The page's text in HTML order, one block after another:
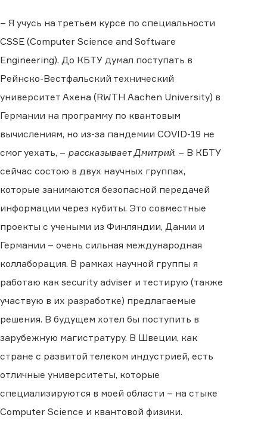
– Я учусь на третьем курсе по специальности
CSSE (Computer Science and Software
Engineering). До КБТУ думал поступать в
Рейнско-Вестфальский технический
университет Ахена (RWTH Aachen University) в
Германии на программу по квантовым
вычислениям, но из-за пандемии COVID-19 не
смог уехать, – рассказывает Дмитрий. – В КБТУ
сейчас состою в двух научных группах,
которые занимаются безопасной передачей
информации через кубиты. Это совместные
проекты с учеными из Финляндии, Дании и
Германии – очень сильная международная
коллаборация. В рамках научной группы я
работаю как security adviser и тестирую (также
участвую в их разработке) предлагаемые
решения. В будущем хотел бы поступить в
зарубежную магистратуру. В Швеции, как
стране с развитой телеком индустрией, есть
отличные университеты, которые
специализируются в моей области – на стыке
Computer Science и квантовой физики.